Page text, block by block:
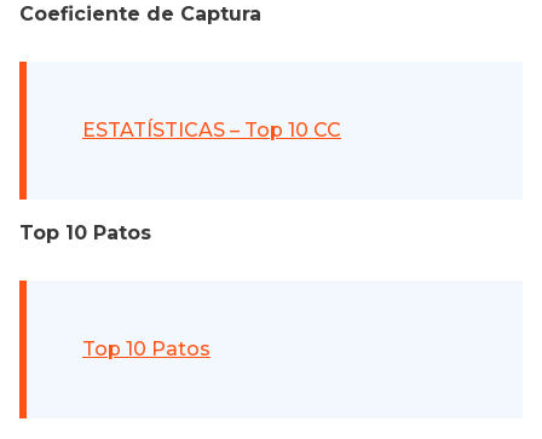
Coeficiente de Captura
ESTATÍSTICAS – Top 10 CC
Top 10 Patos
Top 10 Patos